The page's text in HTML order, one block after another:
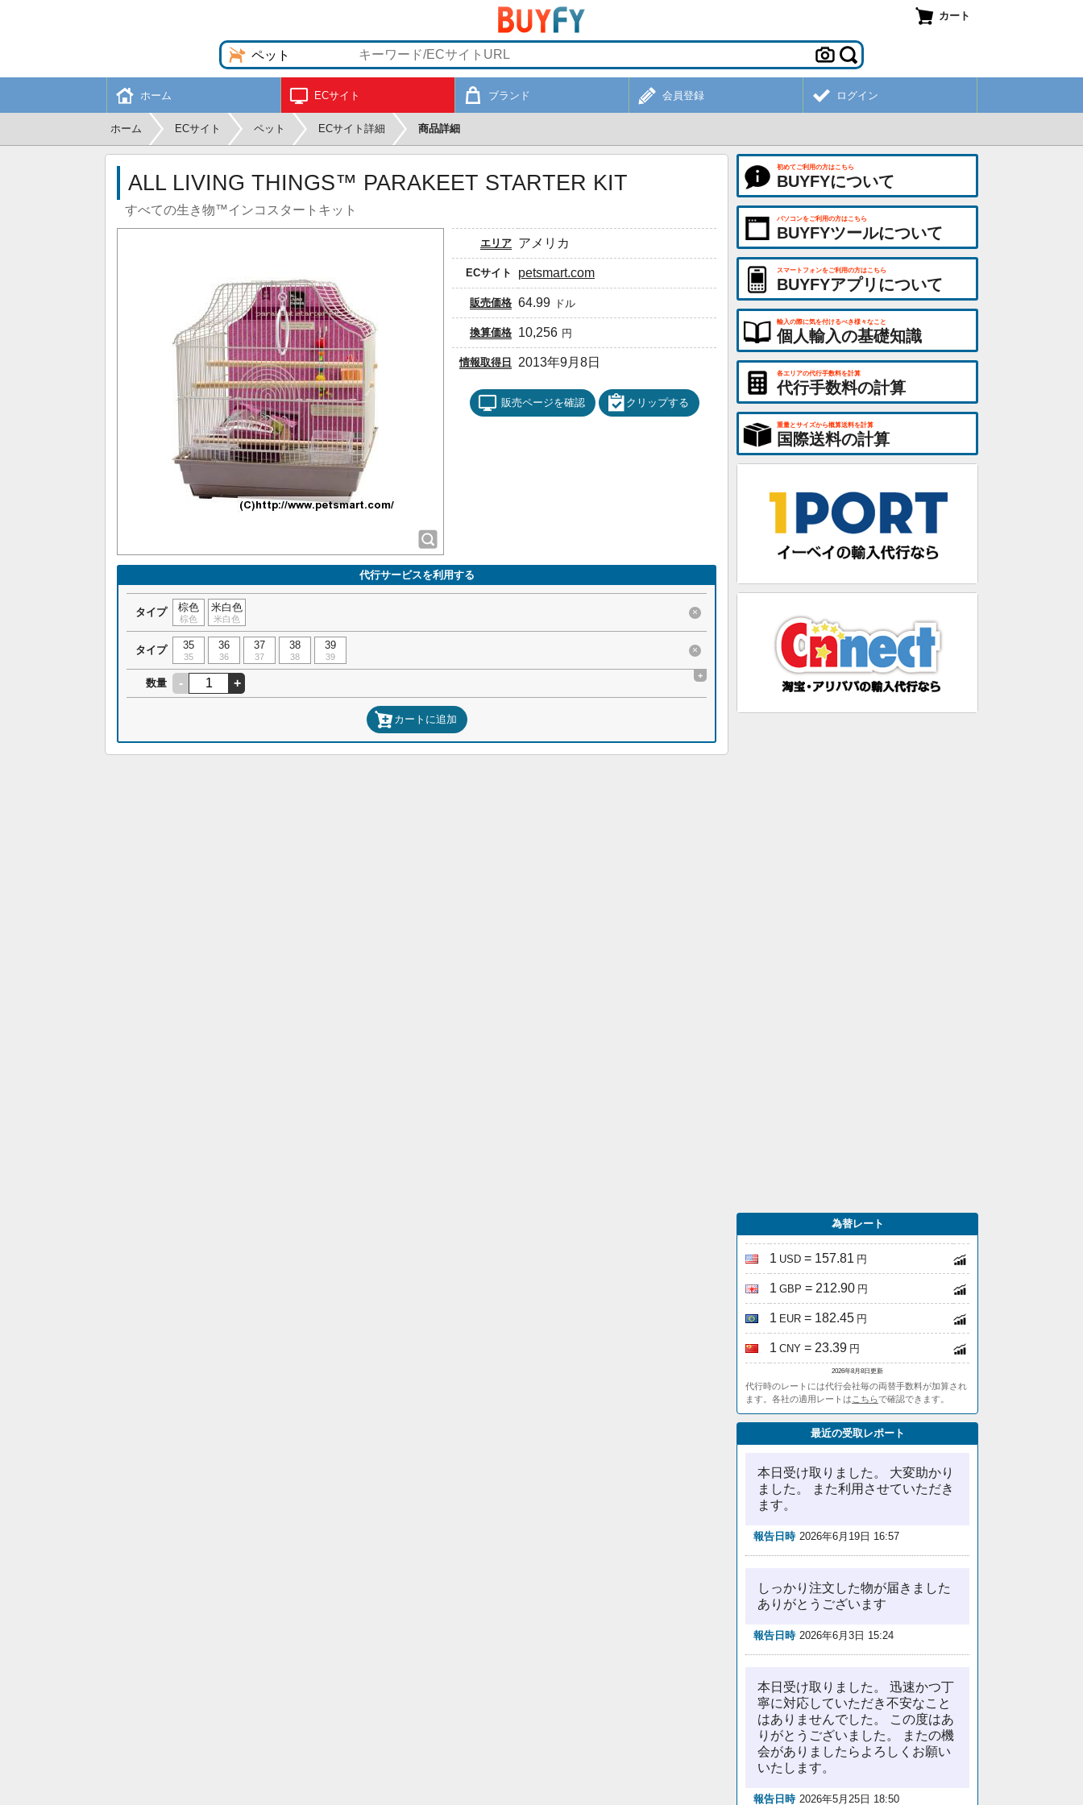
カート
ホーム ECサイト ブランド 会員登録 ログイン
ホーム ECサイト ペット ECサイト詳細 商品詳細
ALL LIVING THINGS™ PARAKEET STARTER KIT
すべての生き物™インコスタートキット
エリア アメリカ
ECサイト petsmart.com
販売価格 64.99 ドル
換算価格 10,256 円
情報取得日 2013年9月8日
販売ページを確認 クリップする
代行サービスを利用する
タイプ 棕色
棕色
米白色
米白色
×
タイプ 35
35
36
36
37
37
38
38
39
39
×
数量 - +
+
カートに追加
初めてご利用の方はこちら
BUYFYについて
パソコンをご利用の方はこちら
BUYFYツールについて
スマートフォンをご利用の方はこちら
BUYFYアプリについて
輸入の際に気を付けるべき様々なこと
個人輸入の基礎知識
各エリアの代行手数料を計算
代行手数料の計算
重量とサイズから概算送料を計算
国際送料の計算
為替レート
1 USD = 157.81 円
1 GBP = 212.90 円
1 EUR = 182.45 円
1 CNY = 23.39 円
2026年8月8日更新
代行時のレートには代行会社毎の両替手数料が加算され
ます。各社の適用レートは こちらで確認できます。
最近の受取レポート
本日受け取りました。 大変助かり
ました。 また利用させていただき
ます。
報告日時 2026年6月19日 16:57
しっかり注文した物が届きました
ありがとうございます
報告日時 2026年6月3日 15:24
本日受け取りました。 迅速かつ丁
寧に対応していただき不安なこと
はありませんでした。 この度はあ
りがとうございました。 またの機
会がありましたらよろしくお願い
いたします。
報告日時 2026年5月25日 18:50